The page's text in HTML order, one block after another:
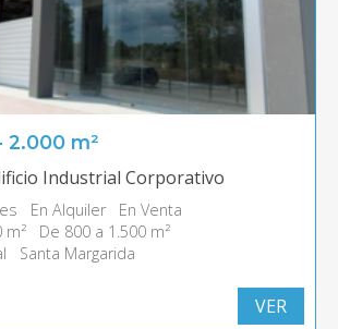
2.000 m²
Industrial Corporativo
En Alquiler
En Venta
m²
De 800 a 1.500 m²
Santa Margarida
VER